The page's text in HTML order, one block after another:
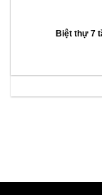
Biệt thự 7